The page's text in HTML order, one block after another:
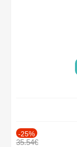
-25%
35.54€